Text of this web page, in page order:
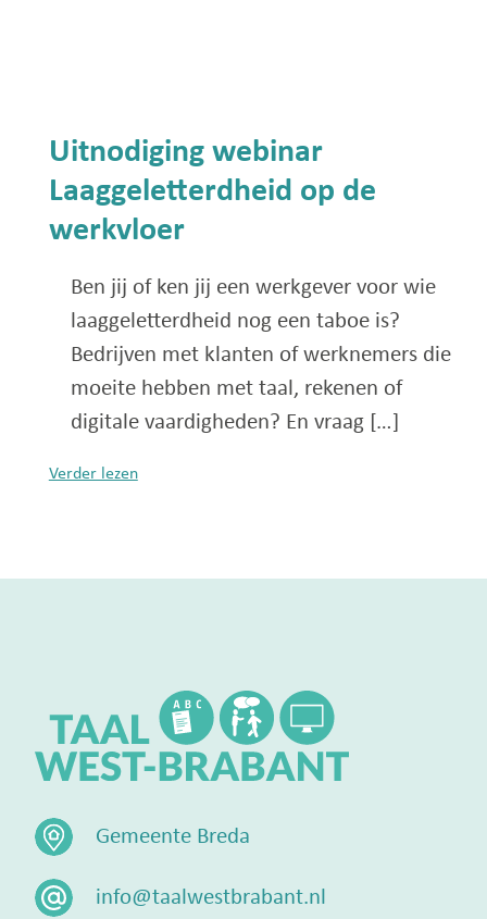
Uitnodiging webinar
Laaggeletterdheid op de
werkvloer
Ben jij of ken jij een werkgever voor wie
laaggeletterdheid nog een taboe is?
Bedrijven met klanten of werknemers die
moeite hebben met taal, rekenen of
digitale vaardigheden? En vraag […]
Verder lezen
Gemeente Breda
info@taalwestbrabant.nl